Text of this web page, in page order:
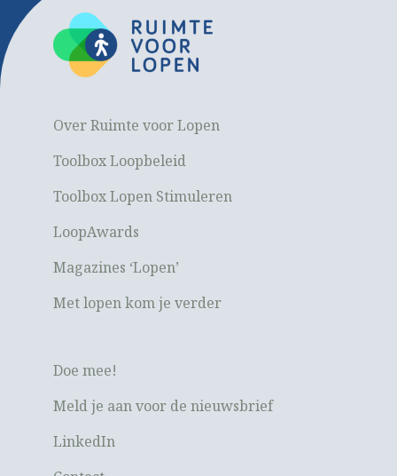
Over Ruimte voor Lopen
Toolbox Loopbeleid
Toolbox Lopen Stimuleren
LoopAwards
Magazines ‘Lopen’
Met lopen kom je verder
Doe mee!
Meld je aan voor de nieuwsbrief
LinkedIn